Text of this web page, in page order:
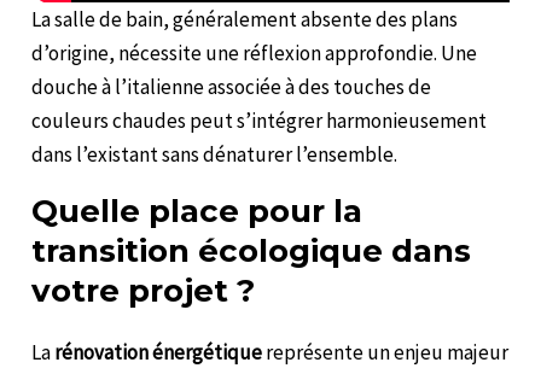
La salle de bain, généralement absente des plans
d’origine, nécessite une réflexion approfondie. Une
douche à l’italienne associée à des touches de
couleurs chaudes peut s’intégrer harmonieusement
dans l’existant sans dénaturer l’ensemble.
Quelle place pour la
transition écologique dans
votre projet ?
Larénovation énergétiquereprésente un enjeu majeur